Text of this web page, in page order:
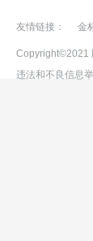
友情链接： 金
Copyright©2021
违法和不良信息